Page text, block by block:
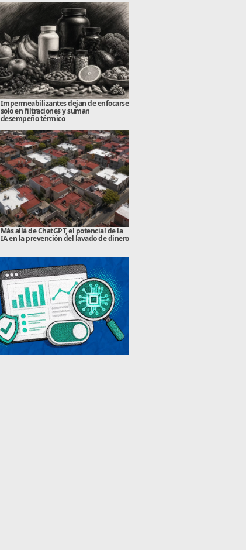
Impermeabilizantes dejan de enfocarse
solo en filtraciones y suman
desempeño térmico
Más allá de ChatGPT, el potencial de la
IA en la prevención del lavado de dinero